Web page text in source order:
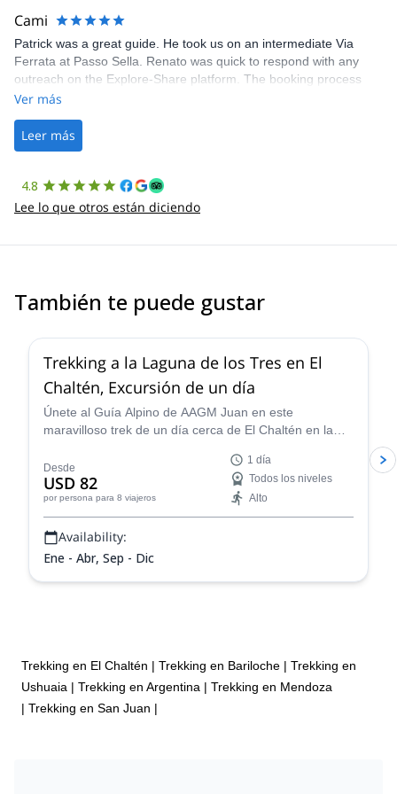
making our adventure stress-free.
Cami
Patrick was a great guide. He took us on an intermediate Via
Ferrata at Passo Sella. Renato was quick to respond with any
outreach on the Explore-Share platform. The booking process
was straightforward, and once Patrick was confirmed, all went
the platform.
Ver más
Leer más
4.8
Lee lo que otros están diciendo
También te puede gustar
Trekking a la Laguna de los Tres en El
Chaltén, Excursión de un día
Únete al Guía Alpino de AAGM Juan en este
maravilloso trek de un día cerca de El Chaltén en la
paisajes glaciares, aprende más sobre la historia del
área y ve vistas incomparables del Monte Fitz Roy.
Desde
USD 82
por persona para 8 viajeros
1 día
Todos los niveles
Alto
Availability:
Ene - Abr, Sep - Dic
Trekking en El Chaltén | Trekking en Bariloche | Trekking en
Ushuaia | Trekking en Argentina | Trekking en Mendoza
| Trekking en San Juan |